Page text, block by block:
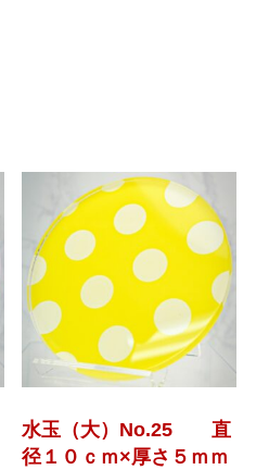
水玉（大）No.25 直
径１０ｃｍ×厚さ５ｍｍ